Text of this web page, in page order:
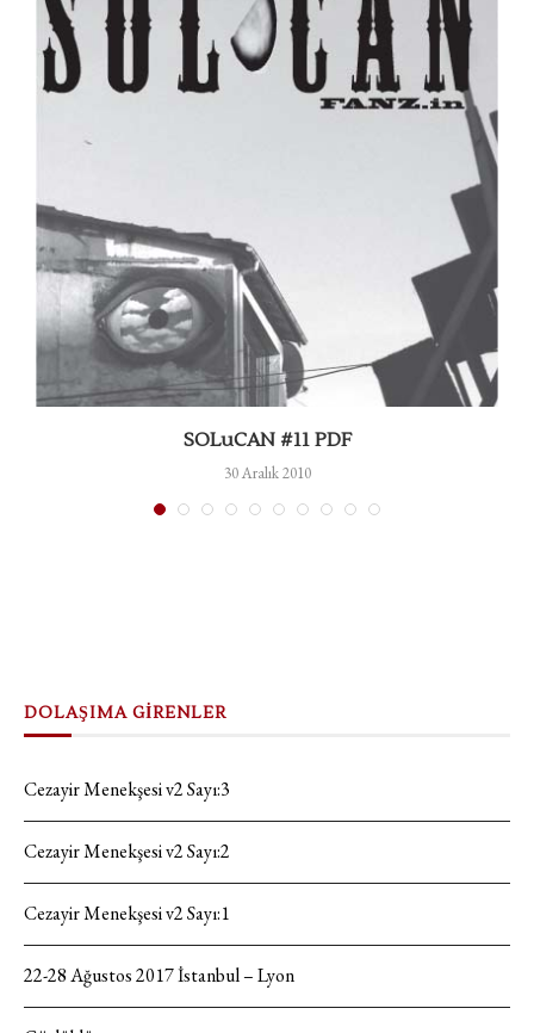
SOLuCAN #11 PDF
30 Aralık 2010
DOLAŞIMA GİRENLER
Cezayir Menekşesi v2 Sayı:3
Cezayir Menekşesi v2 Sayı:2
Cezayir Menekşesi v2 Sayı:1
22-28 Ağustos 2017 İstanbul – Lyon